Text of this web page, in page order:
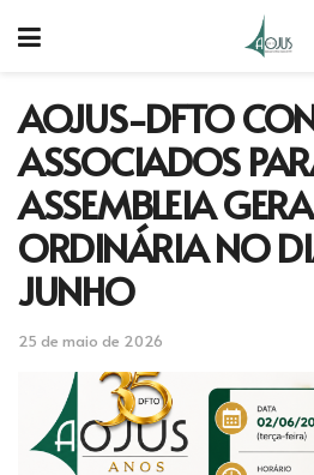
AOJUS-DFTO
ASSOCIADOS
ASSEMBLEIA
ORDINÁRIA NO
JUNHO
25 de maio de 2026